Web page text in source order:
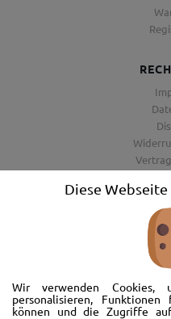
Diese
Wir verwenden
personalisieren,
können und die Zugriffe
Wir freuen uns, Sie im
bieten Ihnen Kompletträder und
Rover, Range Rover, Volvo,
schlägt unser Herz rund